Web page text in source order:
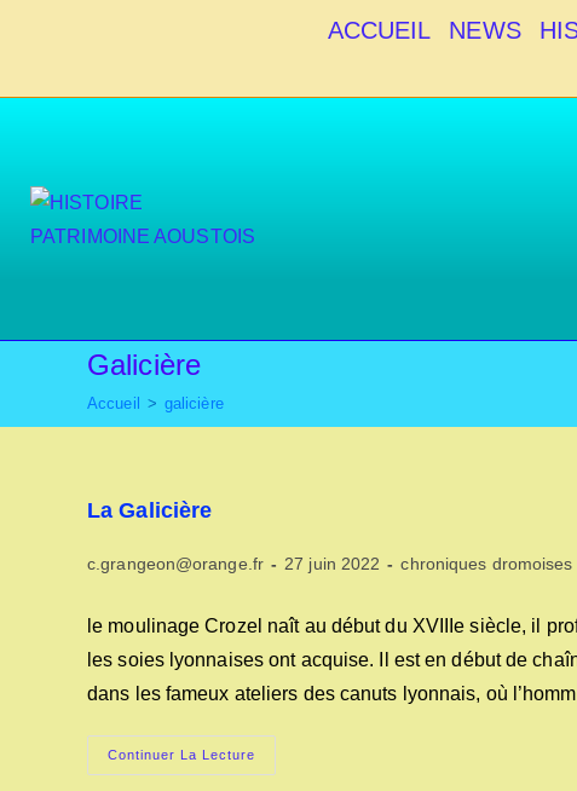
ACCUEIL NEWS
Galicière
Accueil > galicière
La Galicière
Auteur/autrice
publication :
c.grangeon@orange.fr
Publication
27 juin 2022
Post
chroniques dromoises
le moulinage Crozel naît au début du XVIIIe siècle, il
les soies lyonnaises ont acquise. Il est en début de
dans les fameux ateliers des canuts lyonnais, où
Continuer La Lecture
Galicière